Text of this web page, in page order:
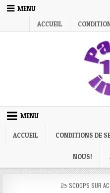
Skip
MENU
ACCUEIL
MENU
ACCUEIL CONDITIONS DE
NOUS!
POSTED
SCOOPS SUR